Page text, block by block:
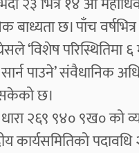
बाध्यता छ। पाँच
‘विशेष परिस्थितिमा ६
पाउने’ संवैधानिक
छ।
२६९ ९४० ९ख० को
कार्यसमितिको